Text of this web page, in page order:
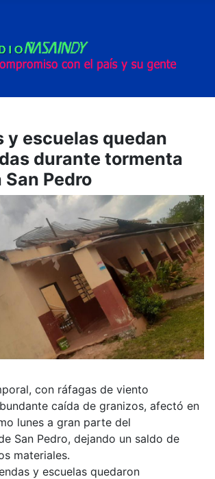
y escuelas quedan
durante tormenta
Pedro
con ráfagas de viento
caída de granizos, afectó en
lunes a gran parte del
San Pedro, dejando un saldo de
materiales.
y escuelas quedaron